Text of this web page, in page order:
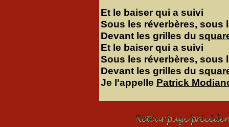
Et le baiser qui a suivi
Sous les réverbères, sous
Devant les grilles du
Et le baiser qui a suivi
Sous les réverbères, sous
Devant les grilles du
Je l'appelle Patrick